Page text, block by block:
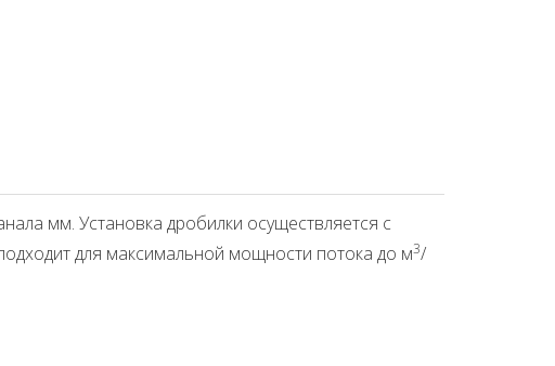
мм. Установка дробилки осуществляется с
для максимальной мощности потока до м3/